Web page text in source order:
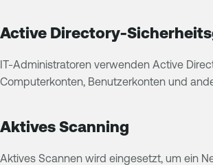
Active Directory-
IT-Administratoren verwenden Active
Computerkonten, Benutzerkonten und
Aktives Scanning
Aktives Scannen wird eingesetzt, um ein